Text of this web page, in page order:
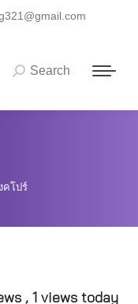
Search:
Search
คโปร์
, 1 views today